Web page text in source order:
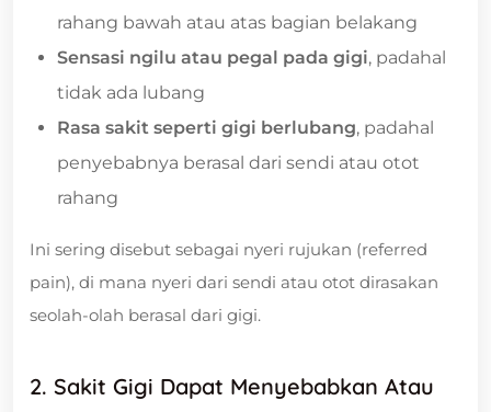
rahang bawah atau atas bagian belakang
Sensasi ngilu atau pegal pada gigi, padahal
tidak ada lubang
Rasa sakit seperti gigi berlubang, padahal
penyebabnya berasal dari sendi atau otot
rahang
Ini sering disebut sebagai nyeri rujukan (referred
pain), di mana nyeri dari sendi atau otot dirasakan
seolah-olah berasal dari gigi.
2. Sakit Gigi Dapat Menyebabkan Atau